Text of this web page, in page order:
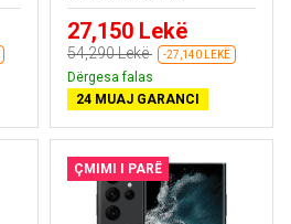
27,150 Lekë
54,290 Lekë -27,140 LEKË
Dërgesa falas
24 MUAJ GARANCI
ÇMIMI I PARË